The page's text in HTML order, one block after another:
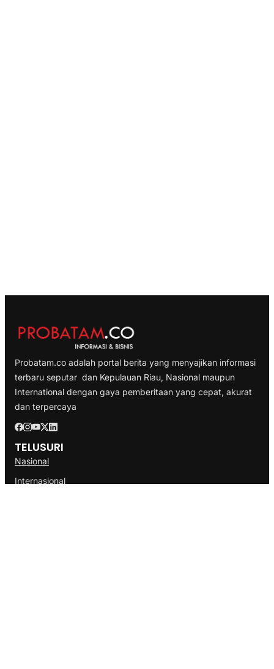
Probatam.co adalah portal berita yang menyajikan informasi
terbaru seputar dan Kepulauan Riau, Nasional maupun
International dengan gaya pemberitaan yang cepat, akurat
dan terpercaya
TELUSURI
Nasional
Internasional